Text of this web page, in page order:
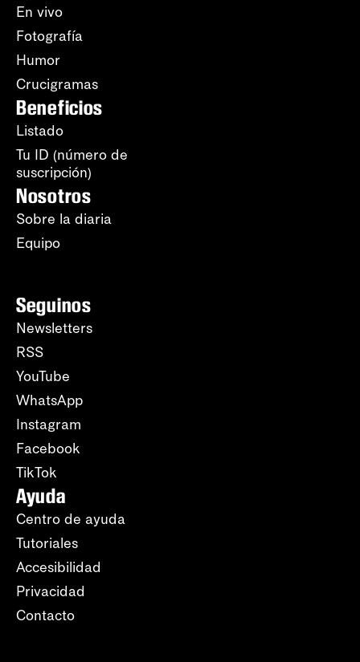
En vivo
Fotografía
Humor
Crucigramas
Beneficios
Listado
Tu ID (número de
suscripción)
Nosotros
Sobre la diaria
Equipo
Seguinos
Newsletters
RSS
YouTube
WhatsApp
Instagram
Facebook
TikTok
Ayuda
Centro de ayuda
Tutoriales
Accesibilidad
Privacidad
Contacto